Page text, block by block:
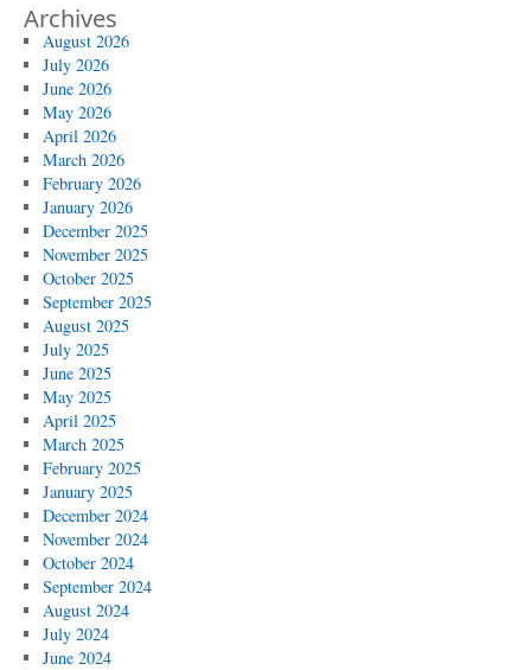
Archives
August 2026
July 2026
June 2026
May 2026
April 2026
March 2026
February 2026
January 2026
December 2025
November 2025
October 2025
September 2025
August 2025
July 2025
June 2025
May 2025
April 2025
March 2025
February 2025
January 2025
December 2024
November 2024
October 2024
September 2024
August 2024
July 2024
June 2024